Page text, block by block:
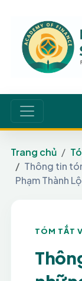
Trang chủ
Thông tin
Phạm Thành
TÓM TẮT